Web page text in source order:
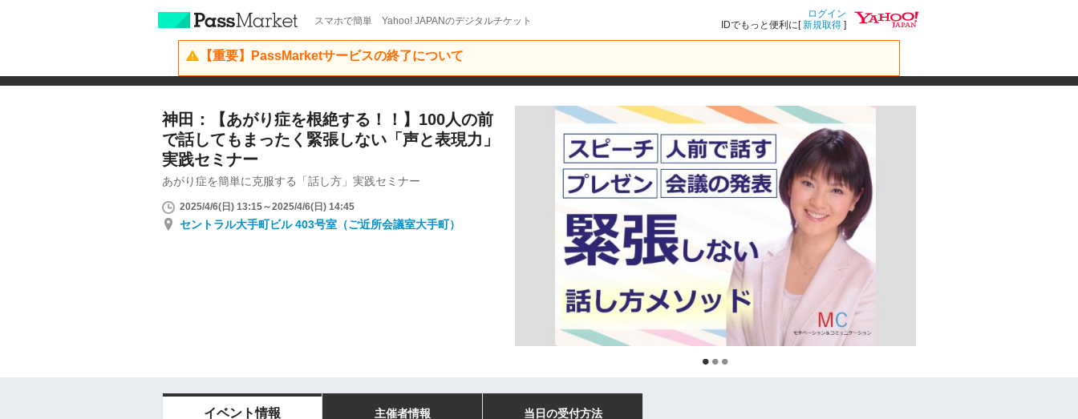
スマホで簡単 Yahoo! JAPANのデジタルチケット
ログイン
IDでもっと便利に[新規取得 ]
【重要】PassMarketサービスの終了について
神田：【あがり症を根絶する！！】100人の前
で話してもまったく緊張しない「声と表現力」
実践セミナー
あがり症を簡単に克服する「話し方」実践セミナー
2025/4/6(日) 13:15～2025/4/6(日) 14:45
セントラル大手町ビル 403号室（ご近所会議室大手町）
イベント情報 主催者情報 当日の受付方法